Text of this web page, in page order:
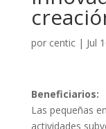
por centic| Jul
Beneficiarios:
Las pequeñas
actividades